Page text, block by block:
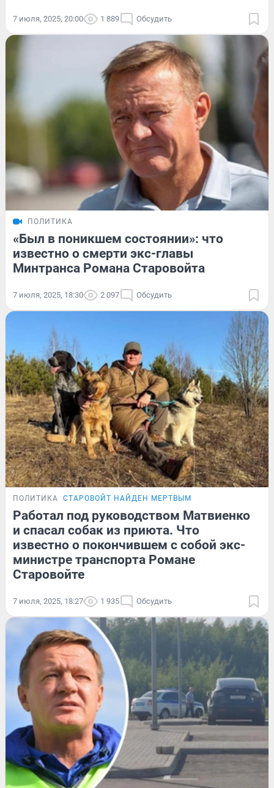
7 июля, 2025, 20:00 1 889 Обсудить
ПОЛИТИКА
«Был в поникшем состоянии»: что
известно о смерти экс-главы
Минтранса Романа Старовойта
7 июля, 2025, 18:30 2 097 Обсудить
ПОЛИТИКА СТАРОВОЙТ НАЙДЕН МЕРТВЫМ
Работал под руководством Матвиенко
и спасал собак из приюта. Что
известно о покончившем с собой экс-
министре транспорта Романе
Старовойте
7 июля, 2025, 18:27 1 935 Обсудить